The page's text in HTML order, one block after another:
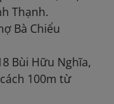
Thạnh.
Bà Chiểu
Bùi Hữu Nghĩa,
100m từ